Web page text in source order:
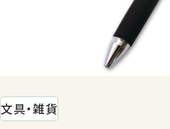
文具・雑貨